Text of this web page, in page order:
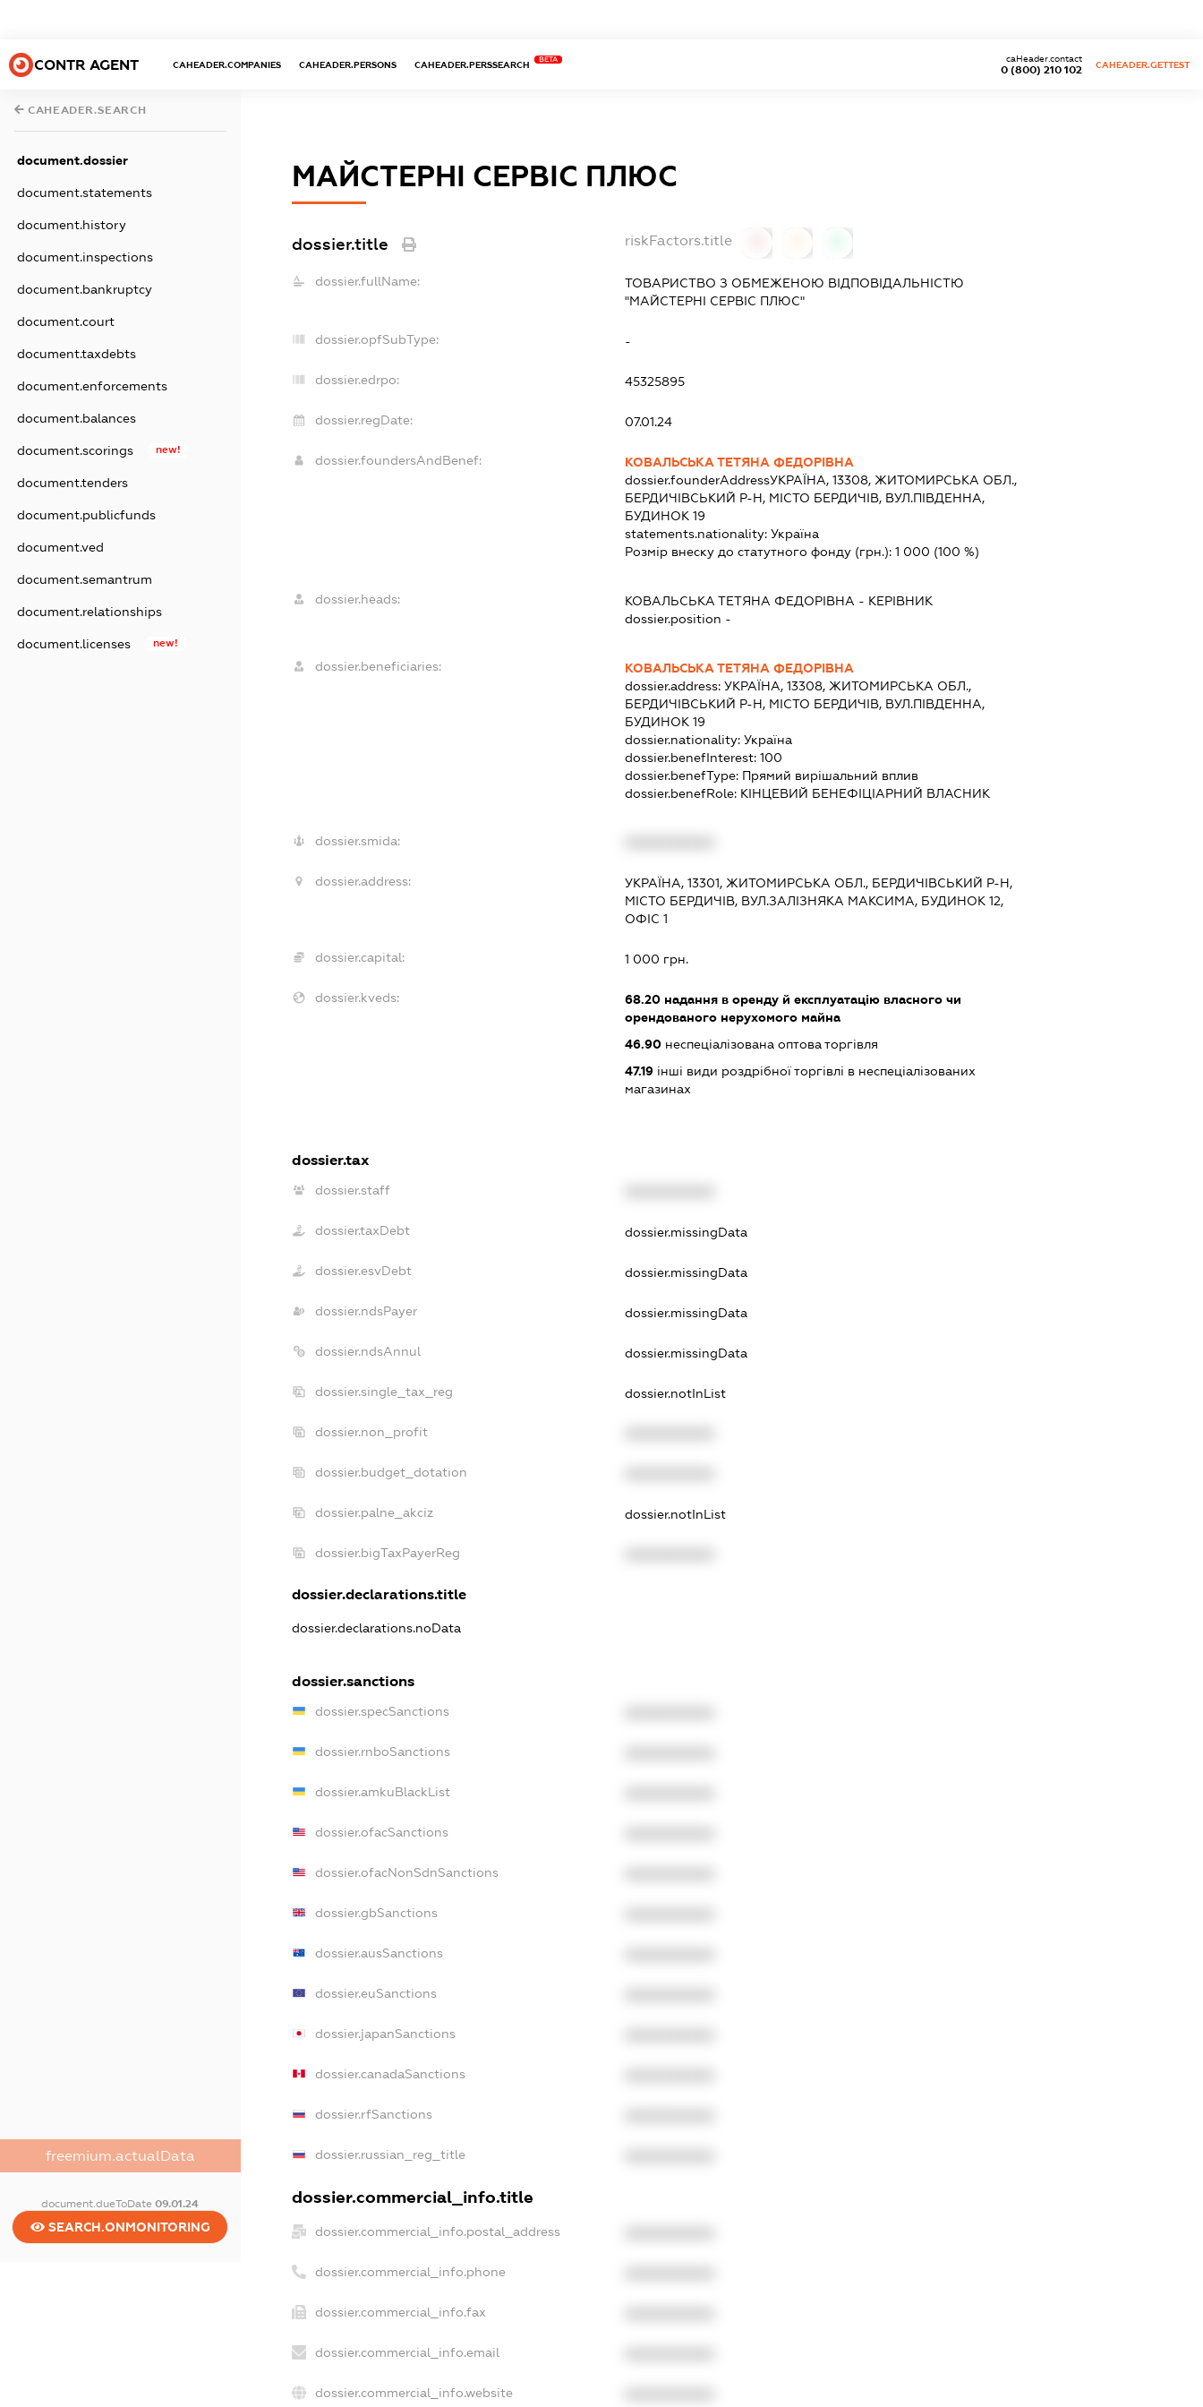
CONTR AGENT CAHEADER.COMPANIES CAHEADER.PERSONS CAHEADER.PERSSEARCH
BETA
0 (800) 210 102
caHeader.contact
CAHEADER.GETTEST
CAHEADER.SEARCH
document.dossier
document.statements
document.history
document.inspections
document.bankruptcy
document.court
document.taxdebts
document.enforcements
document.balances
document.scorings new!
document.tenders
document.publicfunds
document.ved
document.semantrum
document.relationships
document.licenses new!
freemium.actualData
document.dueToDate09.01.24
SEARCH.ONMONITORING
МАЙСТЕРНІ СЕРВІС ПЛЮС
dossier.title riskFactors.title
dossier.fullName:
ТОВАРИСТВО З ОБМЕЖЕНОЮ ВІДПОВІДАЛЬНІСТЮ
"МАЙСТЕРНІ СЕРВІС ПЛЮС"
dossier.opfSubType: -
dossier.edrpo: 45325895
dossier.regDate: 07.01.24
dossier.foundersAndBenef:
КОВАЛЬСЬКА ТЕТЯНА ФЕДОРІВНА
dossier.founderAddressУКРАЇНА, 13308, ЖИТОМИРСЬКА ОБЛ.,
БЕРДИЧІВСЬКИЙ Р-Н, МІСТО БЕРДИЧІВ, ВУЛ.ПІВДЕННА,
БУДИНОК 19
statements.nationality: Україна
Розмір внеску до статутного фонду (грн.): 1 000 (100 %)
dossier.heads: КОВАЛЬСЬКА ТЕТЯНА ФЕДОРІВНА - КЕРІВНИК
dossier.position -
dossier.beneficiaries:
КОВАЛЬСЬКА ТЕТЯНА ФЕДОРІВНА
dossier.address: УКРАЇНА, 13308, ЖИТОМИРСЬКА ОБЛ.,
БЕРДИЧІВСЬКИЙ Р-Н, МІСТО БЕРДИЧІВ, ВУЛ.ПІВДЕННА,
БУДИНОК 19
dossier.nationality: Україна
dossier.benefInterest: 100
dossier.benefType: Прямий вирішальний вплив
dossier.benefRole: КІНЦЕВИЙ БЕНЕФІЦІАРНИЙ ВЛАСНИК
dossier.smida:
dossier.address:
УКРАЇНА, 13301, ЖИТОМИРСЬКА ОБЛ., БЕРДИЧІВСЬКИЙ Р-Н,
МІСТО БЕРДИЧІВ, ВУЛ.ЗАЛІЗНЯКА МАКСИМА, БУДИНОК 12,
ОФІС 1
dossier.capital: 1 000 грн.
dossier.kveds: 68.20надання в оренду й експлуатацію власного чи
орендованого нерухомого майна
46.90неспеціалізована оптова торгівля
47.19інші види роздрібної торгівлі в неспеціалізованих
магазинах
dossier.tax
dossier.staff
dossier.taxDebt dossier.missingData
dossier.esvDebt dossier.missingData
dossier.ndsPayer dossier.missingData
dossier.ndsAnnul dossier.missingData
dossier.single_tax_reg dossier.notInList
dossier.non_profit
dossier.budget_dotation
dossier.palne_akciz dossier.notInList
dossier.bigTaxPayerReg
dossier.declarations.title
dossier.declarations.noData
dossier.sanctions
dossier.specSanctions
dossier.rnboSanctions
dossier.amkuBlackList
dossier.ofacSanctions
dossier.ofacNonSdnSanctions
dossier.gbSanctions
dossier.ausSanctions
dossier.euSanctions
dossier.japanSanctions
dossier.canadaSanctions
dossier.rfSanctions
dossier.russian_reg_title
dossier.commercial_info.title
dossier.commercial_info.postal_address
dossier.commercial_info.phone
dossier.commercial_info.fax
dossier.commercial_info.email
dossier.commercial_info.website